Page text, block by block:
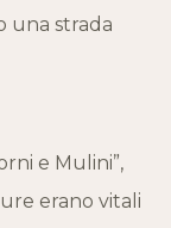
una strada
e Mulini”,
erano vitali